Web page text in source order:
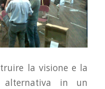
la visione e la
alternativa in un